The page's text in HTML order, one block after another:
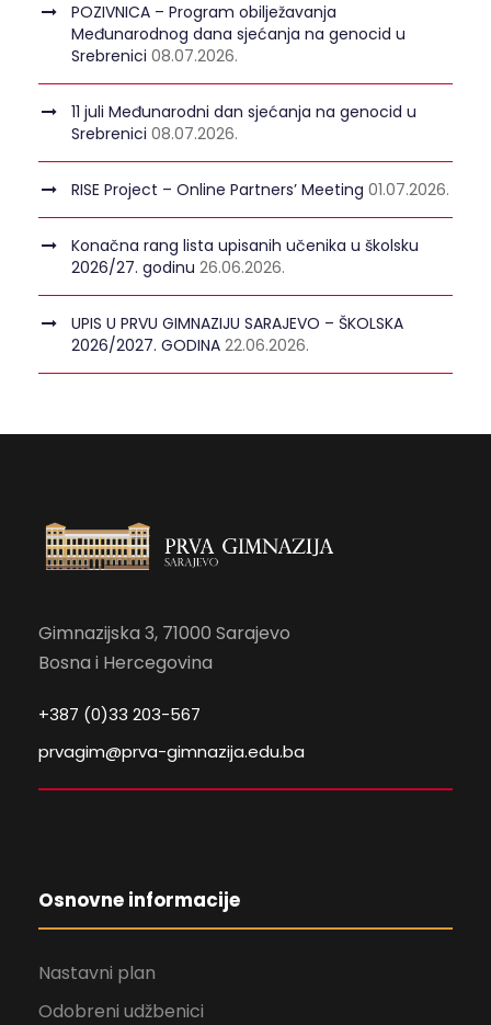
POZIVNICA – Program obilježavanja
Međunarodnog dana sjećanja na genocid u
Srebrenici 08.07.2026.
11 juli Međunarodni dan sjećanja na genocid u
Srebrenici 08.07.2026.
RISE Project – Online Partners’ Meeting 01.07.2026.
Konačna rang lista upisanih učenika u školsku
2026/27. godinu 26.06.2026.
UPIS U PRVU GIMNAZIJU SARAJEVO – ŠKOLSKA
2026/2027. GODINA 22.06.2026.
Gimnazijska 3, 71000 Sarajevo
Bosna i Hercegovina
+387 (0)33 203-567
prvagim@prva-gimnazija.edu.ba
Osnovne informacije
Nastavni plan
Odobreni udžbenici